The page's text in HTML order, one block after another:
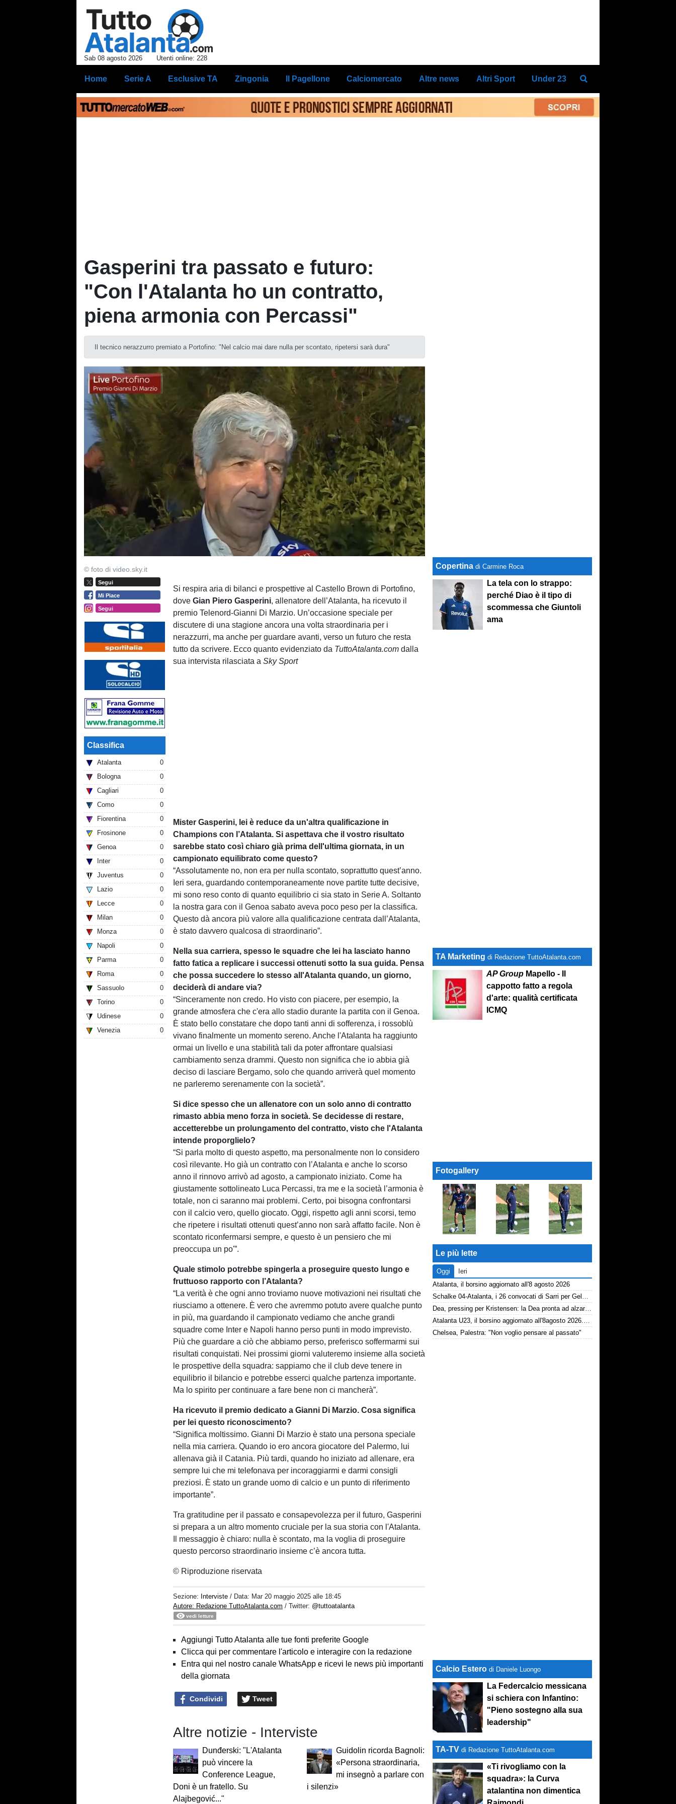
Sab 08 agosto 2026 Utenti online: 228
Home Serie A Esclusive TA Zingonia Il Pagellone Calciomercato Altre news Altri Sport Under 23
Gasperini tra passato e futuro:
"Con l'Atalanta ho un contratto,
piena armonia con Percassi"
Il tecnico nerazzurro premiato a Portofino: "Nel calcio mai dare nulla per scontato, ripetersi sarà dura"
© foto di video.sky.it
Segui
Mi Piace
Segui
Classifica
Atalanta
0
Bologna
0
Cagliari
0
Como
0
Fiorentina
0
Frosinone
0
Genoa
0
Inter
0
Juventus
0
Lazio
0
Lecce
0
Milan
0
Monza
0
Napoli
0
Parma
0
Roma
0
Sassuolo
0
Torino
0
Udinese
0
Venezia
0
Si respira aria di bilanci e prospettive al Castello Brown di Portofino,
doveGian Piero Gasperini, allenatore dell’Atalanta, ha ricevuto il
premio Telenord-Gianni Di Marzio. Un’occasione speciale per
discutere di una stagione ancora una volta straordinaria per i
nerazzurri, ma anche per guardare avanti, verso un futuro che resta
tutto da scrivere. Ecco quanto evidenziato da TuttoAtalanta.com dalla
sua intervista rilasciata aSky Sport
Mister Gasperini, lei è reduce da un'altra qualificazione in
Champions con l’Atalanta. Si aspettava che il vostro risultato
sarebbe stato così chiaro già prima dell'ultima giornata, in un
campionato equilibrato come questo?
“Assolutamente no, non era per nulla scontato, soprattutto quest’anno.
Ieri sera, guardando contemporaneamente nove partite tutte decisive,
mi sono reso conto di quanto equilibrio ci sia stato in Serie A. Soltanto
la nostra gara con il Genoa sabato aveva poco peso per la classifica.
Questo dà ancora più valore alla qualificazione centrata dall’Atalanta,
è stato davvero qualcosa di straordinario”.
Nella sua carriera, spesso le squadre che lei ha lasciato hanno
fatto fatica a replicare i successi ottenuti sotto la sua guida. Pensa
che possa succedere lo stesso all'Atalanta quando, un giorno,
deciderà di andare via?
“Sinceramente non credo. Ho visto con piacere, per esempio, la
grande atmosfera che c'era allo stadio durante la partita con il Genoa.
È stato bello constatare che dopo tanti anni di sofferenza, i rossoblù
vivano finalmente un momento sereno. Anche l'Atalanta ha raggiunto
ormai un livello e una stabilità tali da poter affrontare qualsiasi
cambiamento senza drammi. Questo non significa che io abbia già
deciso di lasciare Bergamo, solo che quando arriverà quel momento
ne parleremo serenamente con la società”.
Si dice spesso che un allenatore con un solo anno di contratto
rimasto abbia meno forza in società. Se decidesse di restare,
accetterebbe un prolungamento del contratto, visto che l'Atalanta
intende proporglielo?
“Si parla molto di questo aspetto, ma personalmente non lo considero
così rilevante. Ho già un contratto con l’Atalanta e anche lo scorso
anno il rinnovo arrivò ad agosto, a campionato iniziato. Come ha
giustamente sottolineato Luca Percassi, tra me e la società l’armonia è
totale, non ci saranno mai problemi. Certo, poi bisogna confrontarsi
con il calcio vero, quello giocato. Oggi, rispetto agli anni scorsi, temo
che ripetere i risultati ottenuti quest’anno non sarà affatto facile. Non è
scontato riconfermarsi sempre, e questo è un pensiero che mi
preoccupa un po'”.
Quale stimolo potrebbe spingerla a proseguire questo lungo e
fruttuoso rapporto con l’Atalanta?
“La verità è che ogni anno troviamo nuove motivazioni nei risultati che
riusciamo a ottenere. È vero che avremmo potuto avere qualche punto
in più, ma guardando il campionato vediamo che anche grandi
squadre come Inter e Napoli hanno perso punti in modo imprevisto.
Più che guardare a ciò che abbiamo perso, preferisco soffermarmi sui
risultati conquistati. Nei prossimi giorni valuteremo insieme alla società
le prospettive della squadra: sappiamo che il club deve tenere in
equilibrio il bilancio e potrebbe esserci qualche partenza importante.
Ma lo spirito per continuare a fare bene non ci mancherà”.
Ha ricevuto il premio dedicato a Gianni Di Marzio. Cosa significa
per lei questo riconoscimento?
“Significa moltissimo. Gianni Di Marzio è stato una persona speciale
nella mia carriera. Quando io ero ancora giocatore del Palermo, lui
allenava già il Catania. Più tardi, quando ho iniziato ad allenare, era
sempre lui che mi telefonava per incoraggiarmi e darmi consigli
preziosi. È stato un grande uomo di calcio e un punto di riferimento
importante”.
Tra gratitudine per il passato e consapevolezza per il futuro, Gasperini
si prepara a un altro momento cruciale per la sua storia con l'Atalanta.
Il messaggio è chiaro: nulla è scontato, ma la voglia di proseguire
questo percorso straordinario insieme c’è ancora tutta.
© Riproduzione riservata
Sezione: Interviste / Data: Mar 20 maggio 2025 alle 18:45
Autore: Redazione TuttoAtalanta.com / Twitter: @tuttoatalanta
vedi letture
Aggiungi Tutto Atalanta alle tue fonti preferite Google
Clicca qui per commentare l'articolo e interagire con la redazione
Entra qui nel nostro canale WhatsApp e ricevi le news più importanti
della giornata
Condividi Tweet
Altre notizie - Interviste
Dunđerski: "L'Atalanta
può vincere la
Conference League,
Doni è un fratello. Su
Alajbegović..."
Guidolin ricorda Bagnoli:
«Persona straordinaria,
mi insegnò a parlare con
i silenzi»
Copertina di Carmine Roca
La tela con lo strappo:
perché Diao è il tipo di
scommessa che Giuntoli
ama
TA Marketing di Redazione TuttoAtalanta.com
AP Group Mapello - Il
cappotto fatto a regola
d'arte: qualità certificata
ICMQ
Fotogallery
Le più lette
Oggi
Ieri
Atalanta, il borsino aggiornato all'8 agosto 2026
Schalke 04-Atalanta, i 26 convocati di Sarri per Gelsenkirchen
Dea, pressing per Kristensen: la Dea pronta ad alzare l'offerta all'Udinese
Atalanta U23, il borsino aggiornato all'8agosto 2026. Cantiere aperto per Beati
Chelsea, Palestra: "Non voglio pensare al passato"
Calcio Estero di Daniele Luongo
La Federcalcio messicana
si schiera con Infantino:
"Pieno sostegno alla sua
leadership"
TA-TVdi Redazione TuttoAtalanta.com
«Ti rivogliamo con la
squadra»: la Curva
atalantina non dimentica